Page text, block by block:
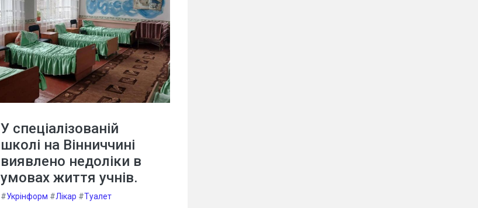
У спеціалізованій
школі на Вінниччині
виявлено недоліки в
умовах життя учнів.
#Укрінформ #Лікар #Туалет